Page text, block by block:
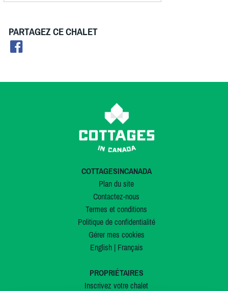
PARTAGEZ CE CHALET
COTTAGESINCANADA
Plan du site
Contactez-nous
Termes et conditions
Politique de confidentialité
Gérer mes cookies
English| Français
PROPRIÉTAIRES
Inscrivez votre chalet